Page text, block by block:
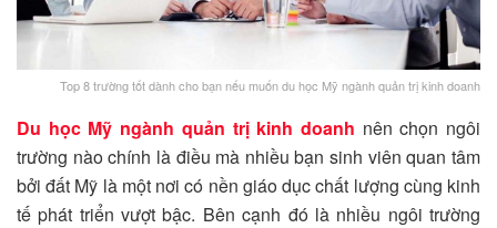
Top 8 trường tốt dành cho bạn nếu muốn du học Mỹ ngành quản trị kinh doanh
Du học Mỹ ngành quản trị kinh doanh nên chọn ngôi
trường nào chính là điều mà nhiều bạn sinh viên quan tâm
bởi đất Mỹ là một nơi có nền giáo dục chất lượng cùng kinh
tế phát triển vượt bậc. Bên cạnh đó là nhiều ngôi trường